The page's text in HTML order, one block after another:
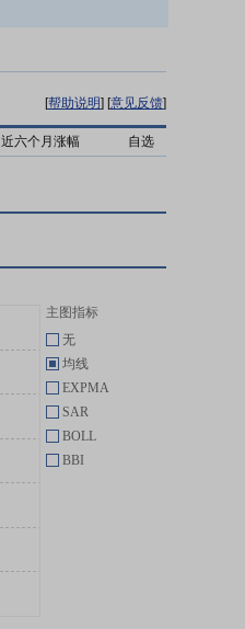
[帮助说明] [意见反馈]
近六个月涨幅 自选
主图指标
无
均线
EXPMA
SAR
BOLL
BBI